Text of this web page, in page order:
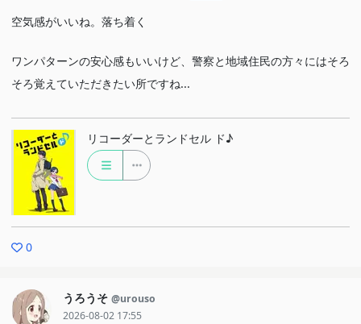
空気感がいいね。落ち着く
ワンパターンの安心感もいいけど、警察と地域住民の方々にはそろ
そろ覚えていただきたい所ですね...
リコーダーとランドセル ド♪
0
うろうそ @urouso
2026-08-02 17:55